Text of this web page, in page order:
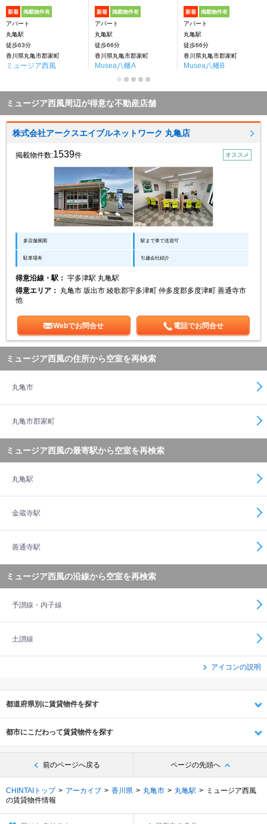
新着 掲載物件有
アパート
丸亀駅
徒歩63分
香川県丸亀市郡家町
ミュージア西風
新着 掲載物件有
アパート
丸亀駅
徒歩66分
香川県丸亀市郡家町
Musea八幡A
新着 掲載物件有
アパート
丸亀駅
徒歩66分
香川県丸亀市郡家町
Musea八幡B
ミュージア西風周辺が得意な不動産店舗
株式会社アークスエイブルネットワーク 丸亀店
掲載物件数:1539件 オススメ
多店舗展開 駅まで車で送迎可
駐車場有 引越会社紹介
得意沿線・駅： 宇多津駅 丸亀駅
得意エリア：
丸亀市 坂出市 綾歌郡宇多津町 仲多度郡多度津町 善通寺市
他
Webでお問合せ 電話でお問合せ
ミュージア西風の住所から空室を再検索
丸亀市
丸亀市郡家町
ミュージア西風の最寄駅から空室を再検索
丸亀駅
金蔵寺駅
善通寺駅
ミュージア西風の沿線から空室を再検索
予讃線・内子線
土讃線
アイコンの説明
都道府県別に賃貸物件を探す
都市にこだわって賃貸物件を探す
前のページへ戻る ページの先頭へ
CHINTAIトップ アーカイブ 香川県 丸亀市 丸亀駅
ミュージア西風
の賃貸物件情報